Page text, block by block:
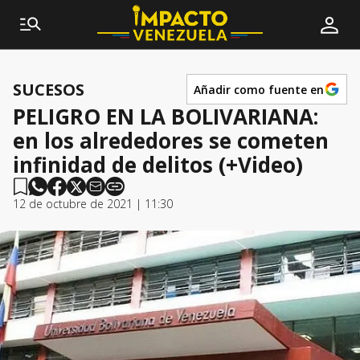
SUCESOS Añadir como fuente en
PELIGRO EN LA BOLIVARIANA:
en los alrededores se cometen
infinidad de delitos (+Video)
12 de octubre de 2021 | 11:30